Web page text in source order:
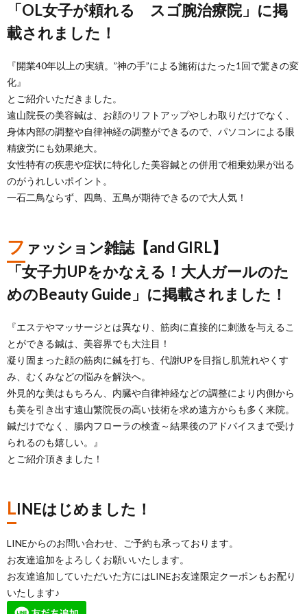
「OL女子が頼れる スゴ腕治療院」に掲
載されました！
『開業40年以上の実績。”神の手”による施術はたった1回で驚きの変
化』
とご紹介いただきました。
遠山院長の美容鍼は、お顔のリフトアップやしわ取りだけでなく、
身体内部の調整や自律神経の調整ができるので、パソコンによる眼
精疲労にも効果絶大。
女性特有の疾患や症状に特化した美容鍼との併用で相乗効果が出る
のがうれしいポイント。
一石二鳥ならず、四鳥、五鳥が期待できるので大人気！
フ ァッション雑誌【and GIRL】
「女子力UPをかなえる！大人ガールのた
めのBeauty Guide」に掲載されました！
『エステやマッサージとは異なり、筋肉に直接的に刺激を与えるこ
とができる鍼は、美容界でも大注目！
凝り固まった顔の筋肉に鍼を打ち、代謝UPを目指し肌荒れやくす
み、むくみなどの悩みを解決へ。
外見的な美はもちろん、内臓や自律神経などの調整により内側から
も美を引き出す遠山繁院長の高い技術を求め遠方からも多く来院。
鍼だけでなく、腸内フローラの検査～結果後のアドバイスまで受け
られるのも嬉しい。』
とご紹介頂きました！
LINEはじめました！
LINEからのお問い合わせ、ご予約も承っております。
お友達追加をよろしくお願いいたします。
お友達追加していただいた方にはLINEお友達限定クーポンもお配り
いたします♪